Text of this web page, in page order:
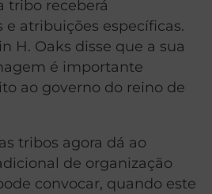
tribo receberá
e atribuições específicas.
H. Oaks disse que a sua
é importante
ao governo do reino de
tribos agora dá ao
de organização
convocar, quando este